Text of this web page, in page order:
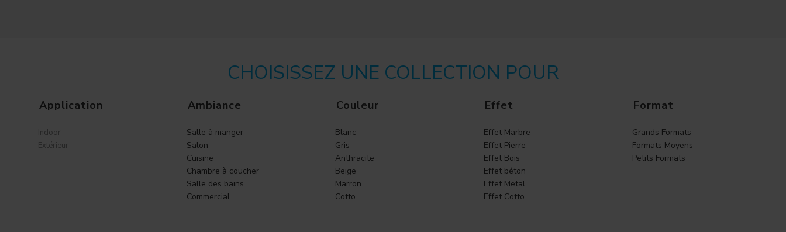
CHOISISSEZ UNE COLLECTION POUR
Application
Indoor
Extérieur
Ambiance
Salle à manger
Salon
Cuisine
Chambre à coucher
Salle des bains
Commercial
Couleur
Blanc
Gris
Anthracite
Beige
Marron
Cotto
Effet
Effet Marbre
Effet Pierre
Effet Bois
Effet béton
Effet Metal
Effet Cotto
Format
Grands Formats
Formats Moyens
Petits Formats